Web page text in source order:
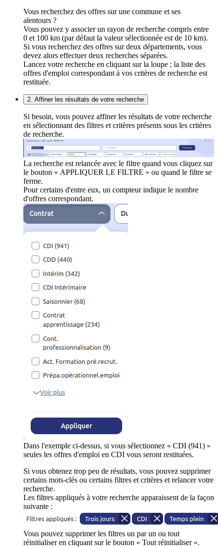
Vous recherchez des offres sur une commune et ses
alentours ?
Vous pouvez y associer un rayon de recherche compris entre
0 et 100 km (par défaut la valeur sélectionnée est de 10 km).
Si vous recherchez des offres sur deux départements, vous
devez alors effectuer deux recherches séparées.
Lancez votre recherche en cliquant sur la loupe ; la liste des
offres d'emploi correspondant à vos critères de recherche est
restituée.
2. Affiner les résultats de votre recherche
Si besoin, vous pouvez affiner les résultats de votre recherche
en sélectionnant des filtres et critères présents sous les critères
de recherche.
La recherche est relancée avec le filtre quand vous cliquez sur
le bouton « APPLIQUER LE FILTRE » ou quand le filtre se
ferme.
Pour certains d'entre eux, un compteur indique le nombre
d'offres correspondant.
Dans l'exemple ci-dessus, si vous sélectionnez « CDI (941) »
seules les offres d'emploi en CDI vous seront restituées.
Si vous obtenez trop peu de résultats, vous pouvez supprimer
certains mots-clés ou certains filtres et critères et relancer votre
recherche.
Les filtres appliqués à votre recherche apparaissent de la façon
suivante :
Vous pouvez supprimer les filtres un par un ou tout
réinitialiser en cliquant sur le bouton « Tout réinitialiser ».